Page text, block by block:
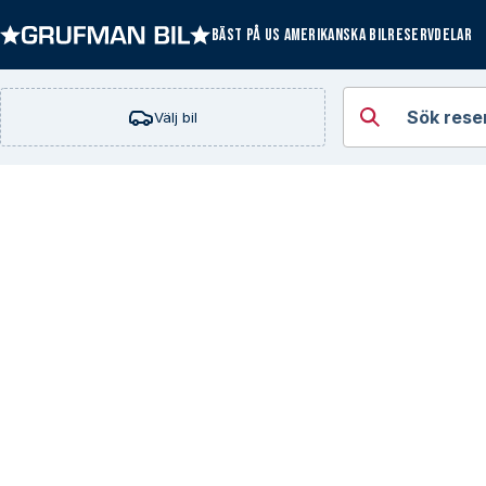
BÄST PÅ US AMERIKANSKA BILRESERVDELAR
Välj bil
Sök